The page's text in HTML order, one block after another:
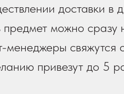
доставки в
можно сразу
свяжутся
привезут до 5